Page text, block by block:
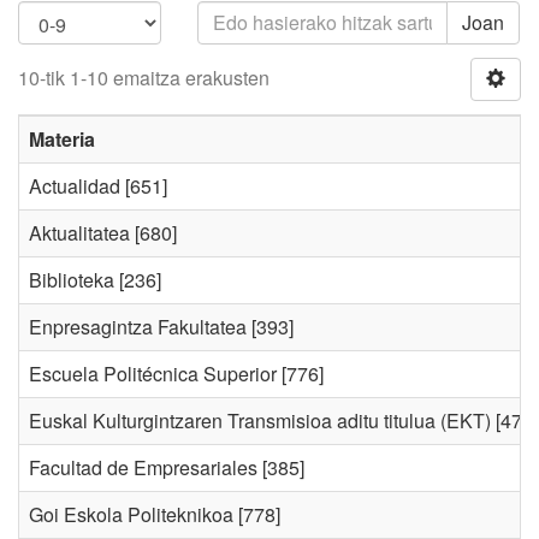
Joan
10-tik 1-10 emaitza erakusten
Materia
Actualidad [651]
Aktualitatea [680]
Biblioteka [236]
Enpresagintza Fakultatea [393]
Escuela Politécnica Superior[776]
Euskal Kulturgintzaren Transmisioa aditu titulua (EKT) [47]
Facultad de Empresariales [385]
Goi Eskola Politeknikoa [778]